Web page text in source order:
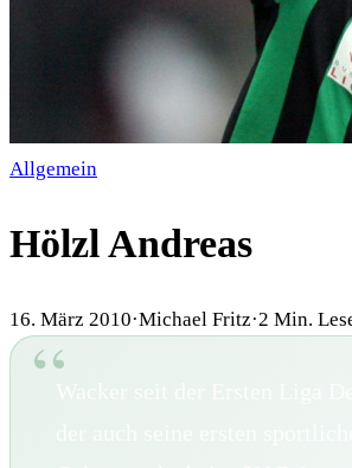
Allgemein
Hölzl Andreas
16. März 2010·Michael Fritz·2 Min.